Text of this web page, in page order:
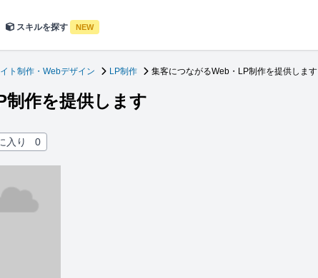
スキルを探す NEW
ト制作・Webデザイン LP制作 集客につながるWeb・LP制作を提供します
作を提供します
入り 0